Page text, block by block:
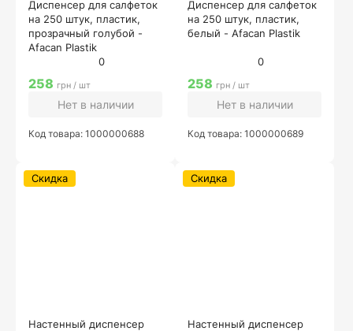
Диспенсер для салфеток
на 250 штук, пластик,
прозрачный голубой -
Afacan Plastik
0
258 грн / шт
Нет в наличии
Код товара: 1000000688
Диспенсер для салфеток
на 250 штук, пластик,
белый - Afacan Plastik
0
258 грн / шт
Нет в наличии
Код товара: 1000000689
Настенный диспенсер
Скидка
Настенный диспенсер
Скидка